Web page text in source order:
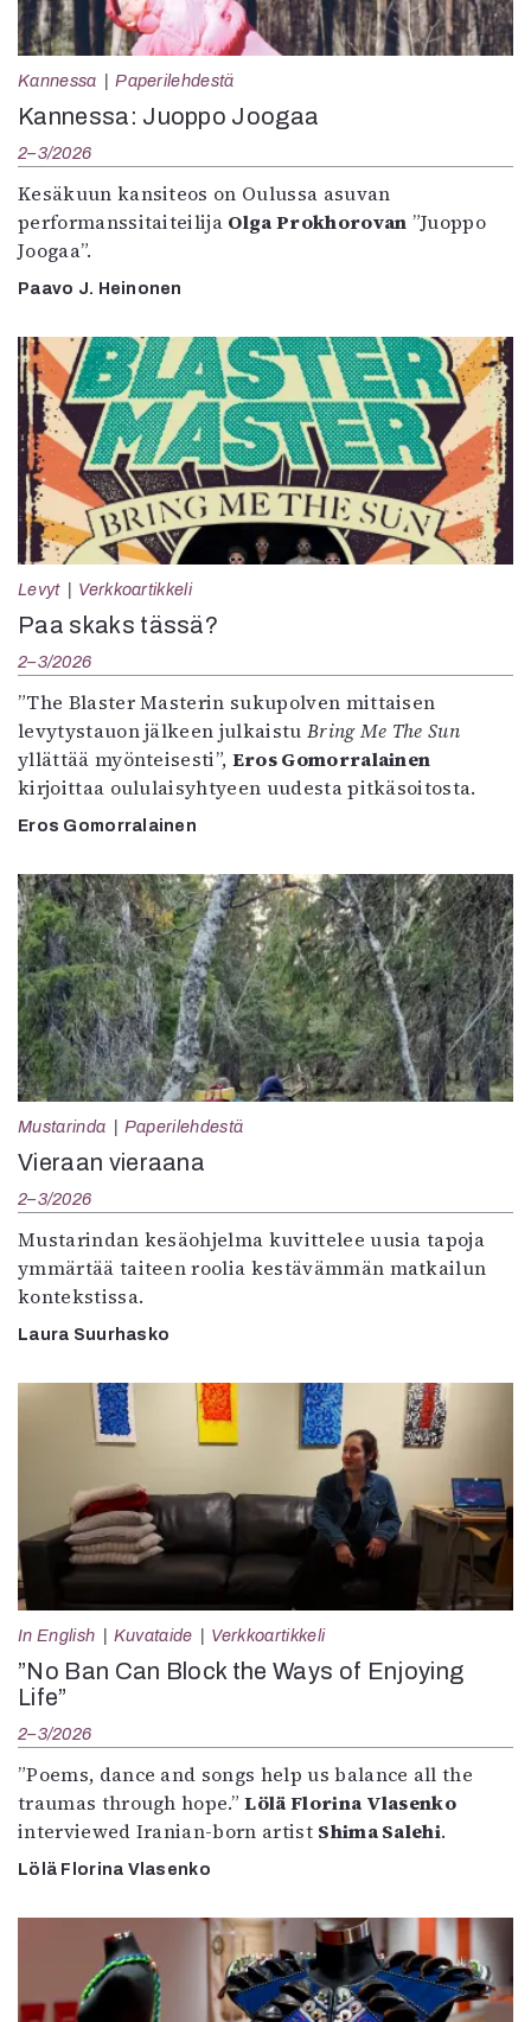
Kannessa Paperilehdestä
Kannessa: Juoppo Joogaa
2–3/2026
Kesäkuun kansiteos on Oulussa asuvan
performanssitaiteilija Olga Prokhorovan ”Juoppo
Joogaa”.
Paavo J. Heinonen
Levyt Verkkoartikkeli
Paa skaks tässä?
2–3/2026
”The Blaster Masterin sukupolven mittaisen
levytystauon jälkeen julkaistu Bring Me The Sun
yllättää myönteisesti”, Eros Gomorralainen
kirjoittaa oululaisyhtyeen uudesta pitkäsoitosta.
Eros Gomorralainen
Mustarinda Paperilehdestä
Vieraan vieraana
2–3/2026
Mustarindan kesäohjelma kuvittelee uusia tapoja
ymmärtää taiteen roolia kestävämmän matkailun
kontekstissa.
Laura Suurhasko
In English Kuvataide Verkkoartikkeli
”No Ban Can Block the Ways of Enjoying
Life”
2–3/2026
”Poems, dance and songs help us balance all the
traumas through hope.”Lölä Florina Vlasenko
interviewed Iranian-born artist Shima Salehi.
Lölä Florina Vlasenko